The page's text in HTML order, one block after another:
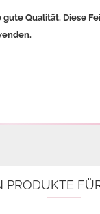
Qualität. Diese
PRODUKTE